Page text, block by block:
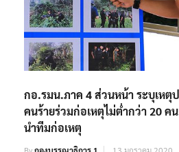
กอ.รมน.ภาค 4 ส่วนหน้า ระบุเหตุ
คนร้ายร่วมก่อเหตุไม่ต่ำกว่า 20 ค
นำทีมก่อเหตุ
Byกองบรรณาธิการ 1 13 มกราคม 2020